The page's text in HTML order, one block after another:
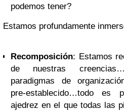
podemos tener?
Estamos profundamente
Recomposición: Estamos
de nuestras
paradigmas de
pre-establecido…todo es
ajedrez en el que todas las